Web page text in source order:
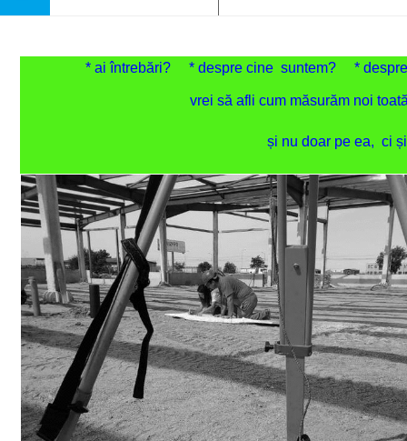
Proiect FDI
Centru de conectivitate cu tehnologiile digitale (CCTD)
Mai multe despre proiect FDI
Proiecte
Proiect ROSE
Proiect PrimStudAEU
EVENIMENTE
Evenimente
* ai întrebări? * despre cine suntem? *
vrei să afli cum măsurăm noi
și nu doar pe ea, ci